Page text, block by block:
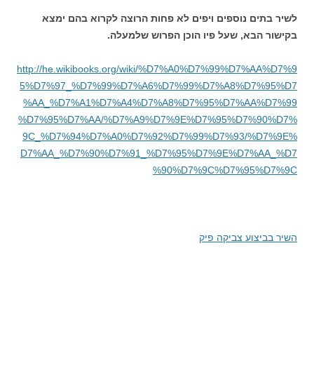
לשיר בתים נוספים ויפים לא פחות הרוצה לקרוא בהם ימצא
בקישור הבא, שעל פיו הוכן הפרוש שלמעלה.
http://he.wikibooks.org/wiki/%D7%A0%D7%99%D7%AA%D7%9
5%D7%97_%D7%99%D7%A6%D7%99%D7%A8%D7%95%D7
%AA_%D7%A1%D7%A4%D7%A8%D7%95%D7%AA%D7%99
%D7%95%D7%AA/%D7%A9%D7%9E%D7%95%D7%90%D7%
9C_%D7%94%D7%A0%D7%92%D7%99%D7%93/%D7%9E%
D7%AA_%D7%90%D7%91_%D7%95%D7%9E%D7%AA_%D7
%90%D7%9C%D7%95%D7%9C
השיר בביצוע צביקה פיק